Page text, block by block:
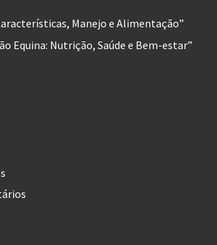
Manejo e Alimentação”
Equina: Nutrição, Saúde e Bem-estar”